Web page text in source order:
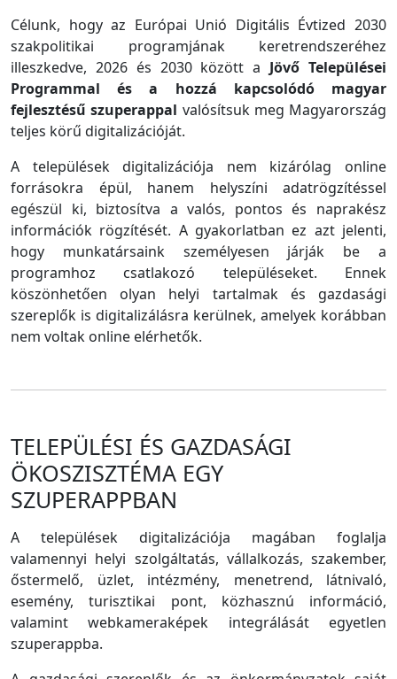
Célunk, hogy az Európai Unió Digitális Évtized 2030
szakpolitikai programjának keretrendszeréhez
illeszkedve, 2026 és 2030 között a Jövő Települései
Programmal és a hozzá kapcsolódó magyar
fejlesztésű szuperappal valósítsuk meg Magyarország
teljes körű digitalizációját.
A települések digitalizációja nem kizárólag online
forrásokra épül, hanem helyszíni adatrögzítéssel
egészül ki, biztosítva a valós, pontos és naprakész
információk rögzítését. A gyakorlatban ez azt jelenti,
hogy munkatársaink személyesen járják be a
programhoz csatlakozó településeket. Ennek
köszönhetően olyan helyi tartalmak és gazdasági
szereplők is digitalizálásra kerülnek, amelyek korábban
nem voltak online elérhetők.
TELEPÜLÉSI ÉS GAZDASÁGI
ÖKOSZISZTÉMA EGY
SZUPERAPPBAN
A települések digitalizációja magában foglalja
valamennyi helyi szolgáltatás, vállalkozás, szakember,
őstermelő, üzlet, intézmény, menetrend, látnivaló,
esemény, turisztikai pont, közhasznú információ,
valamint webkameraképek integrálását egyetlen
szuperappba.